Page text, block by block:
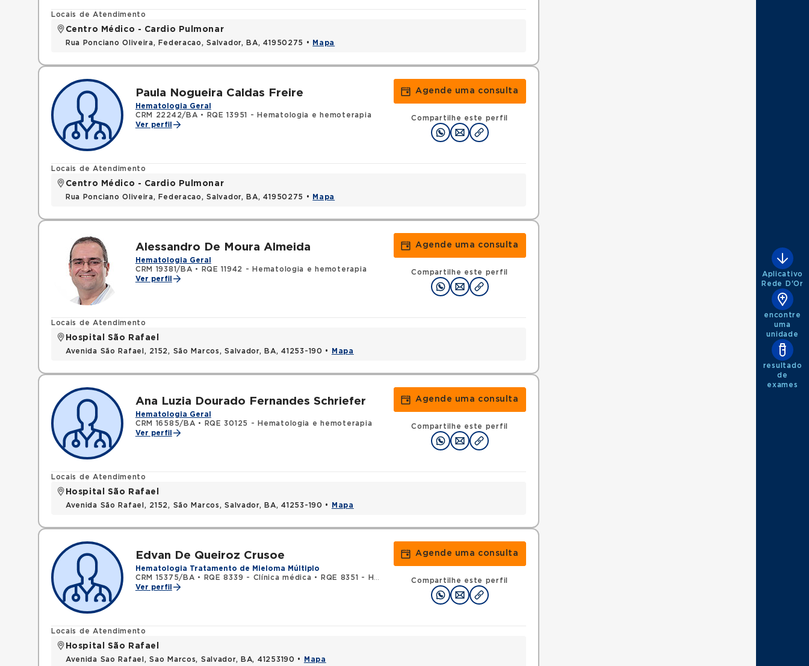
Locais de Atendimento
Centro Médico - Cardio Pulmonar
Rua Ponciano Oliveira, Federacao, Salvador, BA, 41950275 • Mapa
Paula Nogueira Caldas Freire
Hematologia Geral
CRM 22242/BA •
RQE 13951 - Hematologia e hemoterapia
Ver perfil
Agende uma consulta
Compartilhe este perfil
Locais de Atendimento
Centro Médico - Cardio Pulmonar
Rua Ponciano Oliveira, Federacao, Salvador, BA, 41950275 • Mapa
Alessandro De Moura Almeida
Hematologia Geral
CRM 19381/BA •
RQE 11942 - Hematologia e hemoterapia
Ver perfil
Agende uma consulta
Compartilhe este perfil
Locais de Atendimento
Hospital São Rafael
Avenida São Rafael, 2152, São Marcos, Salvador, BA, 41253-190 • Mapa
Ana Luzia Dourado Fernandes Schriefer
Hematologia Geral
CRM 16585/BA •
RQE 30125 - Hematologia e hemoterapia
Ver perfil
Agende uma consulta
Compartilhe este perfil
Locais de Atendimento
Hospital São Rafael
Avenida São Rafael, 2152, São Marcos, Salvador, BA, 41253-190 • Mapa
Edvan De Queiroz Crusoe
Hematologia Tratamento de Mieloma Múltiplo
CRM 15375/BA • RQE 8339 - Clínica médica •
RQE 8351 - Hematologia e hemoterapia
Ver perfil
Agende uma consulta
Compartilhe este perfil
Locais de Atendimento
Hospital São Rafael
Avenida Sao Rafael, Sao Marcos, Salvador, BA, 41253190 • Mapa
Aplicativo
Rede D'Or
encontre
uma
unidade
resultado
de
exames